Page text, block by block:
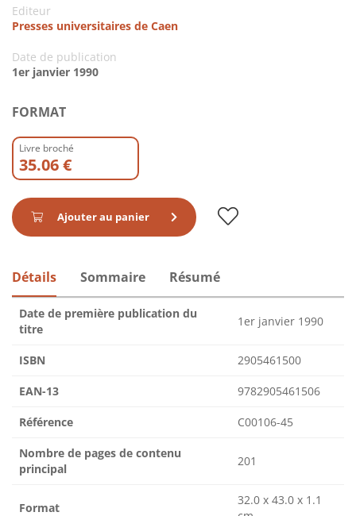
Editeur
Presses universitaires de Caen
Date de publication
1er janvier 1990
FORMAT
Livre broché
35.06 €
Ajouter au panier
Détails Sommaire Résumé
Date de première publication du
titre
1er janvier 1990
ISBN 2905461500
EAN-13 9782905461506
Référence C00106-45
Nombre de pages de contenu
principal
201
Format
32.0 x 43.0 x 1.1